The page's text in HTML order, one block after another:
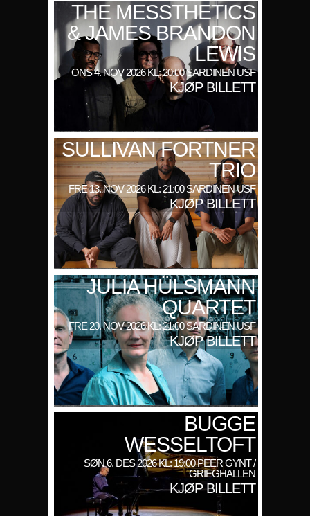
THE MESSTHETICS
& JAMES BRANDON
LEWIS
ONS 4. NOV 2026 KL: 20:00 SARDINEN USF
KJØP BILLETT
SULLIVAN FORTNER
TRIO
FRE 13. NOV 2026 KL: 21:00 SARDINEN USF
KJØP BILLETT
JULIA HÜLSMANN
QUARTET
FRE 20. NOV 2026 KL: 21:00 SARDINEN USF
KJØP BILLETT
BUGGE
WESSELTOFT
SØN 6. DES 2026 KL: 19:00 PEER GYNT /
GRIEGHALLEN
KJØP BILLETT